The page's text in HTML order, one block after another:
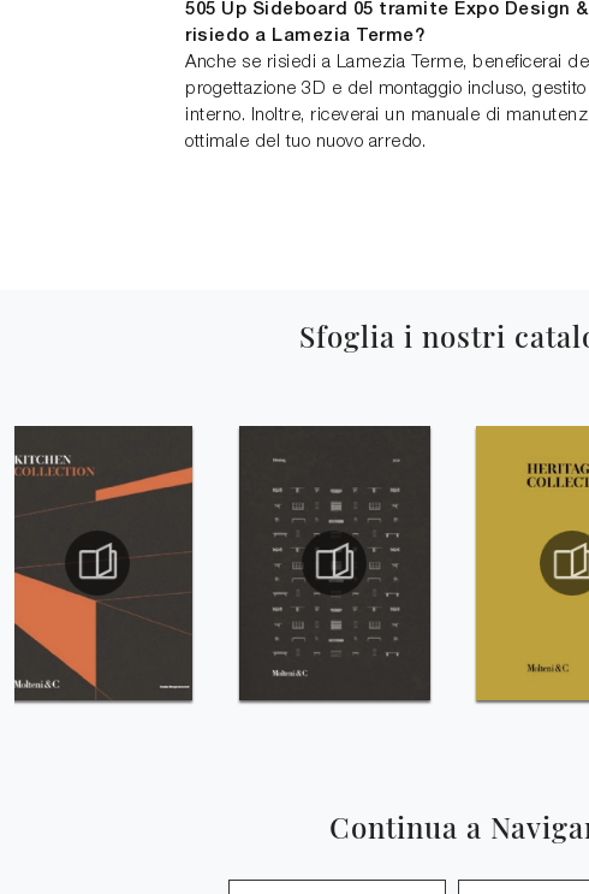
505 Up Sideboard 05 tramite Expo Design
risiedo a Lamezia Terme?
Anche se risiedi a Lamezia Terme, beneficerai
progettazione 3D e del montaggio incluso,
interno. Inoltre, riceverai un manuale di
ottimale del tuo nuovo arredo.
Sfoglia i nostri
Continua a